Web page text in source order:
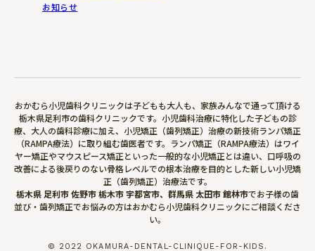
お知らせ
おかむら小児歯科クリニックは子どもも大人も、家族みんなで通って頂ける
栃木県足利市の歯科クリニックです。小児歯科治療に特化した子どもの診
療、大人の歯科診療に加え、小児矯正（歯列矯正）治療の新技術ランパ矯正
（RAMPA療法）に取り組む歯医者です。ランパ矯正（RAMPA療法）はワイ
ヤー矯正やマウスピース矯正といった一般的な小児矯正とは違い、口呼吸の
改善による後戻りのない骨格レベルでの根本治療を目的とした新しい小児矯
正（歯列矯正）治療法です。
栃木県 足利市 佐野市 栃木市 宇都宮市、群馬県 太田市 館林市でお子様の歯
並び・歯列矯正でお悩みの方はおかむら小児歯科クリニックにご相談くださ
い。
© 2022 OKAMURA-DENTAL-CLINIQUE-FOR-KIDS.